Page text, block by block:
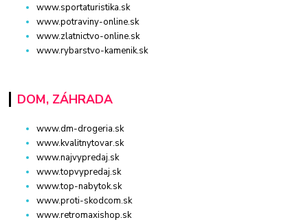
www.sportaturistika.sk
www.potraviny-online.sk
www.zlatnictvo-online.sk
www.rybarstvo-kamenik.sk
DOM, ZÁHRADA
www.dm-drogeria.sk
www.kvalitnytovar.sk
www.najvypredaj.sk
www.topvypredaj.sk
www.top-nabytok.sk
www.proti-skodcom.sk
www.retromaxishop.sk